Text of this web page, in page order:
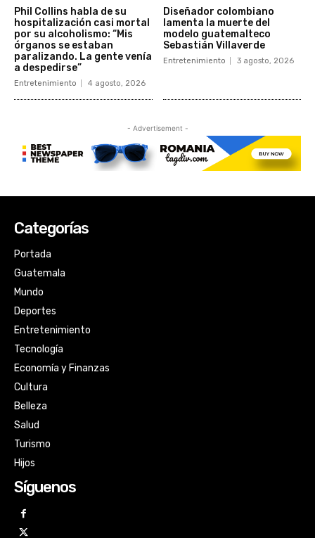
Categorías
Portada
Guatemala
Mundo
Deportes
Entretenimiento
Tecnología
Economía y Finanzas
Cultura
Belleza
Salud
Turismo
Hijos
Síguenos